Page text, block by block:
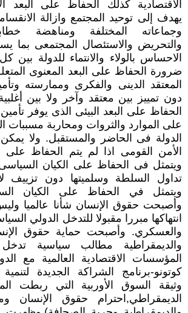
الاقتصادية كذلك الحفاظ على البعد
يهدف إلى توحيد المجتمع وازالة
وجماعاته المختلفة ومناهضة
والتحريض والاستئصال المجتمعى بما
الاحساس بالولاء والانتماء للدولة بين
ضرورة الحفاظ على البعد المعنوى
المعتقد الدينى والفكرى وممارسته
دون تمييز بين معتقد وآخر ولا بين أغلبية
الحفاظ على البعد البيئى الذى يوفر
على الموارد والثروات ومحاربة مسببات
الدولة فى الحاضر والمستقبل. ولا يمكن
الأمن القومى اذا لم يتم الحفاظ على
ويتمثل فى الحفاظ على الكيان السياسى
تداول السلطة وسلميتها دون تزييف
ويتمثل في الحفاظ على الكيان
وأصبحت حقوق الإنسان شأنا عالميا
انتهاكها مبررا مقبولا للتدخل الدولي
والعسكري. وأصبحت حماية حقوق
والديمقراطية مطالب سياسية
المؤسسات الاقتصادية العالمية مع
كوتونو-برنامج الشراكة الجديدة لتنمية
وثيقة السوق الأوربية التي ربطت
الديمقراطي,احترام حقوق الإنسان